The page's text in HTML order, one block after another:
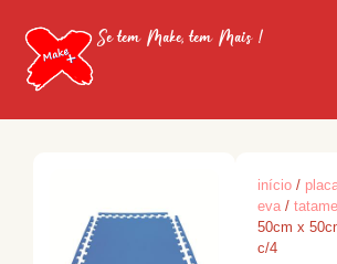
Se tem Make, tem Mais !
início /
eva /tatame
50cm x
c/4